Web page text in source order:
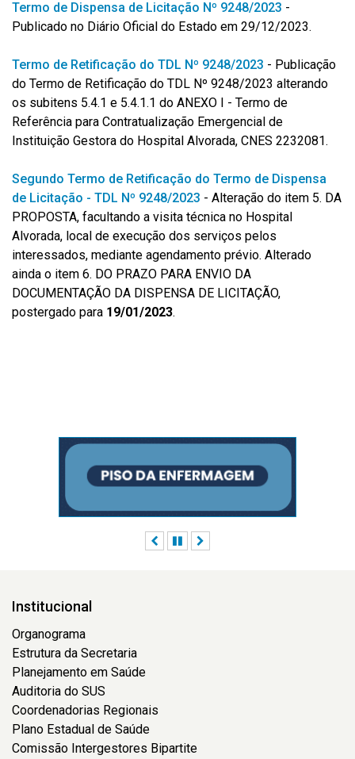
Termo de Dispensa de Licitação Nº 9248/2023 -
Publicado no Diário Oficial do Estado em 29/12/2023.
Termo de Retificação do TDL Nº 9248/2023 - Publicação
do Termo de Retificação do TDL Nº 9248/2023 alterando
os subitens 5.4.1 e 5.4.1.1 do ANEXO I - Termo de
Referência para Contratualização Emergencial de
Instituição Gestora do Hospital Alvorada, CNES 2232081.
Segundo Termo de Retificação do Termo de Dispensa
de Licitação - TDL Nº 9248/2023 - Alteração do item 5. DA
PROPOSTA, facultando a visita técnica no Hospital
Alvorada, local de execução dos serviços pelos
interessados, mediante agendamento prévio. Alterado
ainda o item 6. DO PRAZO PARA ENVIO DA
DOCUMENTAÇÃO DA DISPENSA DE LICITAÇÃO,
postergado para 19/01/2023.
AnteriorPausar
Institucional
Organograma
Estrutura da Secretaria
Planejamento em Saúde
Auditoria do SUS
Coordenadorias Regionais
Plano Estadual de Saúde
Comissão Intergestores Bipartite